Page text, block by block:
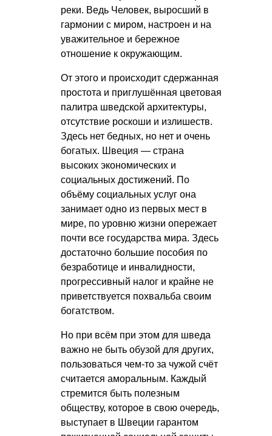
реки. Ведь Человек, выросший в
гармонии с миром, настроен и на
уважительное и бережное
отношение к окружающим.
От этого и происходит сдержанная
простота и приглушённая цветовая
палитра шведской архитектуры,
отсутствие роскоши и излишеств.
Здесь нет бедных, но нет и очень
богатых. Швеция — страна
высоких экономических и
социальных достижений. По
объёму социальных услуг она
занимает одно из первых мест в
мире, по уровню жизни опережает
почти все государства мира. Здесь
достаточно большие пособия по
безработице и инвалидности,
прогрессивный налог и крайне не
приветствуется похвальба своим
богатством.
Но при всём при этом для шведа
важно не быть обузой для других,
пользоваться чем-то за чужой счёт
считается аморальным. Каждый
стремится быть полезным
обществу, которое в свою очередь,
выступает в Швеции гарантом